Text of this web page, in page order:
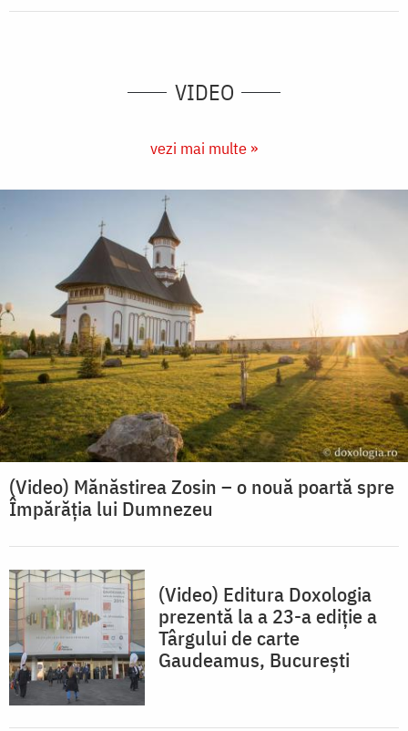
VIDEO
vezi mai multe »
(Video) Mănăstirea Zosin – o nouă poartă spre
Împărăția lui Dumnezeu
(Video) Editura Doxologia
prezentă la a 23-a ediție a
Târgului de carte
Gaudeamus, București